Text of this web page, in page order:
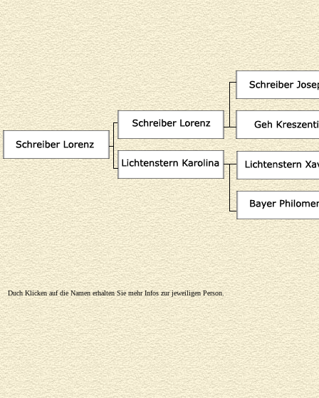
Duch Klicken auf die Namen erhalten Sie mehr Infos zur jeweiligen Person.